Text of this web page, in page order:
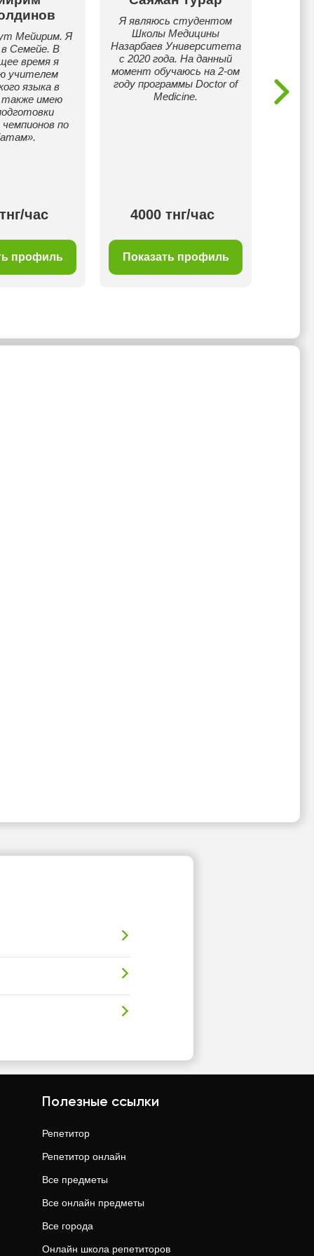
Мейирим. Я
в Семейе. В
время я
учителем
языка в
также имею
чемпионов по
час
профиль
Я являюсь студентом
Школы Медицины
Назарбаев Университета
с 2020 года. На данный
момент обучаюсь на 2-ом
году программы Doctor of
Medicine.
4000 тнг/час
Показать профиль
Полезные ссылки
Репетитор
Репетитор онлайн
Все предметы
Все онлайн предметы
Все города
Онлайн школа репетиторов